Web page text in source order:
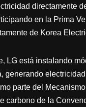
directamente
en la Prima
de Korea
LG está instalando
generando
parte del
carbono de la